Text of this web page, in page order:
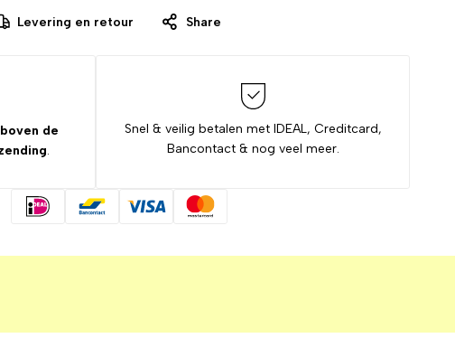
Levering en retour Share
boven de
.
Snel & veilig betalen met IDEAL, Creditcard,
Bancontact & nog veel meer.